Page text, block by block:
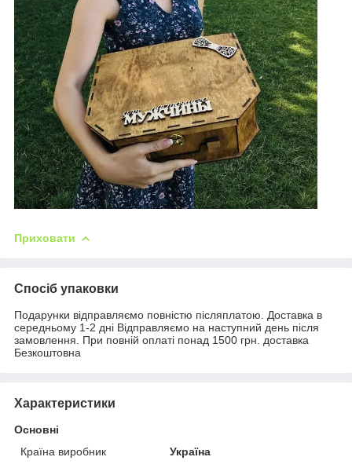
Приховати
Спосіб упаковки
Подарунки відправляємо повністю післяплатою. Доставка в
середньому 1-2 дні Відправляємо на наступний день після
замовлення. При повній оплаті понад 1500 грн. доставка
Безкоштовна
Характеристики
Основні
Країна виробник
Україна